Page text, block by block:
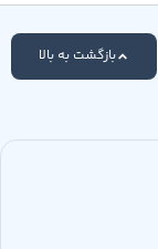
بازگشت به بالا